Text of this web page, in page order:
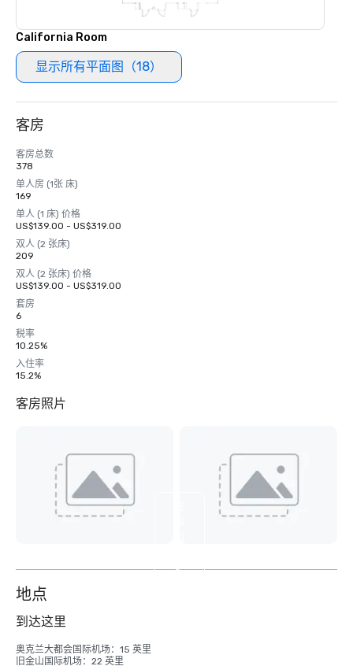
California Room
显示所有平面图（18）
客房
客房总数
378
单人房 (1张 床)
169
单人 (1 床) 价格
US$139.00 - US$319.00
双人 (2 张床)
209
双人 (2 张床) 价格
US$139.00 - US$319.00
套房
6
税率
10.25%
入住率
15.2%
客房照片
6
地点
到达这里
奥克兰大都会国际机场：15 英里
旧金山国际机场：22 英里